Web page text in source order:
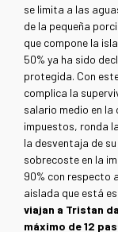
se limita a las
de la pequeña
que compone la
50% ya ha sido
protegida. Con
complica la
salario medio en la
impuestos, ronda
la desventaja de
sobrecoste en la
90% con respecto
aislada que está
viajan a Tristan
máximo de 12